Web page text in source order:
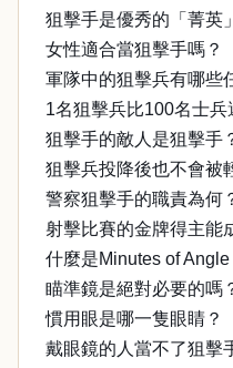
狙擊手是優秀的「菁英
女性適合當狙擊手嗎？
軍隊中的狙擊兵有哪些
1名狙擊兵比100名士兵
狙擊手的敵人是狙擊手
狙擊兵投降後也不會被
警察狙擊手的職責為何
射擊比賽的金牌得主能
什麼是Minutes of Angle
瞄準鏡是絕對必要的嗎
慣用眼是哪一隻眼睛？
戴眼鏡的人當不了狙擊